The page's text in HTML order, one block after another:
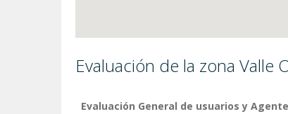
Evaluación de la zona Valle
Evaluación General de usuarios y